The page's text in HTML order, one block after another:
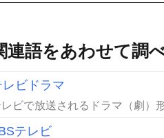
連語をあわせて調
レビドラマ
ビで放送されるドラマ（劇）
テレビ